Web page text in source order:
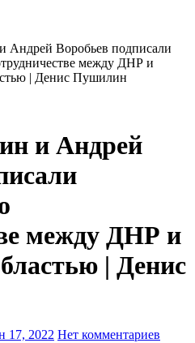
Андрей Воробьев подписали
между ДНР и
| Денис Пушилин
и Андрей
между ДНР и
| Денис
17, 2022 Нет комментариев